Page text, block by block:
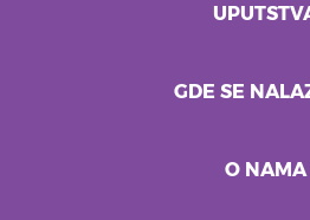
GDE SE
O NAMA